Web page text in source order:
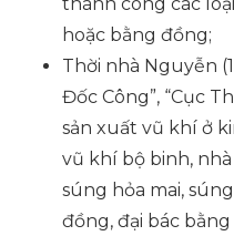
hoặc bằng đồng;
Thời nhà Nguyễn
Đốc Công”, “Cục
sản xuất vũ khí ở
vũ khí bộ binh,
súng hỏa mai,
đồng, đại bác bằng